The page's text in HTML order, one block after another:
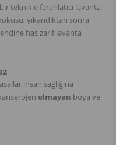
teknikle ferahlatıcı lavanta
yıkandıktan sonra
has zarif lavanta
insan sağlığına
olmayan boya ve